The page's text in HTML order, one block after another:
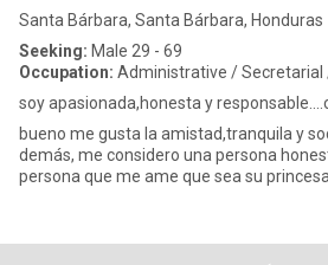
Santa Bárbara, Santa Bárbara, Honduras
Seeking: Male 29 - 69
Occupation: Administrative / Secretarial
soy apasionada,honesta y
bueno me gusta la amistad,tranquila y
demás, me considero una persona
persona que me ame que sea su